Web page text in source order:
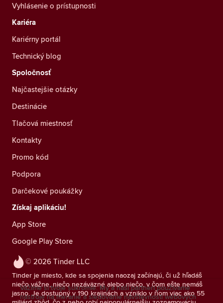
© 2026 Tinder LLC
Tinder je miesto, kde sa spojenia naozaj začínajú, či už hľadáš
niečo vážne, niečo nezáväzné alebo niečo, v čom ešte nemáš
jasno. Je dostupný v 190 krajinách a vzniklo v ňom viac ako 55
Vyhlásenie o prístupnosti
Kariéra
Kariérny portál
Technický blog
Spoločnosť
Najčastejšie otázky
Destinácie
Tlačová miestnosť
Kontakty
Promo kód
Podpora
Darčekové poukážky
Získaj aplikáciu!
App Store
Google Play Store
Vážime si tvoje súkromie. My a naši partneri používame
nástroje na meranie a sledovanie návštevnosti webových